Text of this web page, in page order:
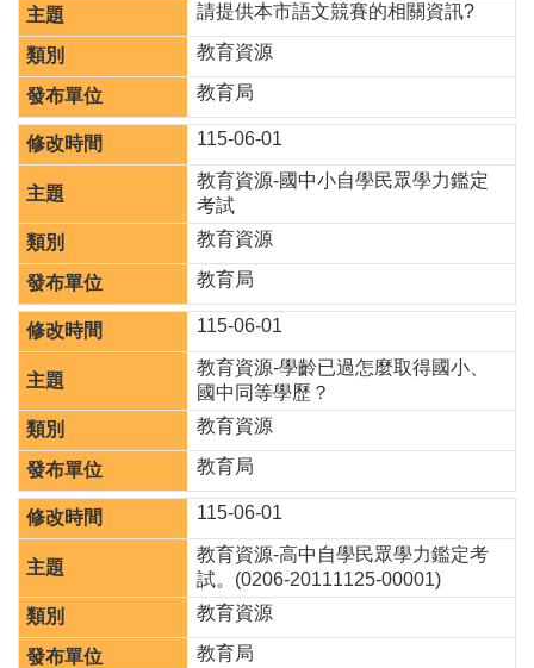
校
幼
兒
園
所
學
習
資
源
進
階
搜
尋
組
織
紹
訊
息
請提供本市語文競賽的相關資訊?
教育資源
教育局
115-06-01
教育資源-國中小自學民眾學力鑑定
考試
教育資源
教育局
115-06-01
教育資源-學齡已過怎麼取得國小、
國中同等學歷？
教育資源
教育局
115-06-01
教育資源-高中自學民眾學力鑑定考
試。(0206-20111125-00001)
教育資源
教育局